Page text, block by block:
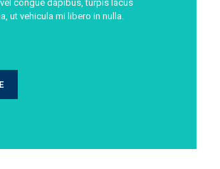
congue dapibus, turpis lacus
ut vehicula mi libero in nulla.